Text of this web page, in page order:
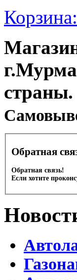
Корзина:
страны.
Обратная
Обратная связь!
Если хотите